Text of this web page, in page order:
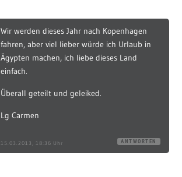
Wir werden dieses Jahr nach Kopenhagen
fahren, aber viel lieber würde ich Urlaub in
Ägypten machen, ich liebe dieses Land
einfach.
Überall geteilt und geleiked.
Lg Carmen
15.03.2013, 18:36 Uhr ANTWORTEN